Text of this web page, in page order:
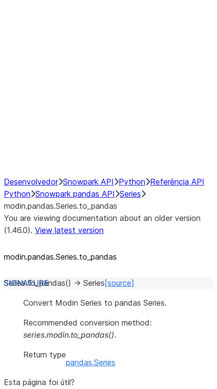
Desenvolvedor Snowpark API Python Referência API
Python Snowpark pandas API Series
modin.pandas.Series.to_pandas
You are viewing documentation about an older version
(1.46.0). View latest version
modin.pandas.Series.to_ pandas
Series.to_pandas() → Series [source]
Convert Modin Series to pandas Series.
Recommended conversion method:
series.modin.to_pandas().
Return type
pandas.Series
Esta página foi útil?